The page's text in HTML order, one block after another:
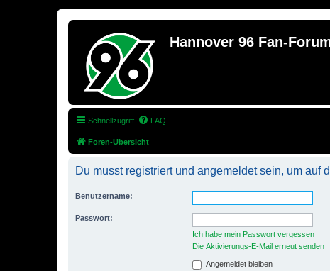
Hannover 96 Fan-
Schnellzugriff FAQ
Foren-Übersicht
Du musst registriert und angemeldet sein, um auf
Benutzername:
Passwort:
Ich habe mein Passwort vergessen
Die Aktivierungs-E-Mail erneut senden
Angemeldet bleiben